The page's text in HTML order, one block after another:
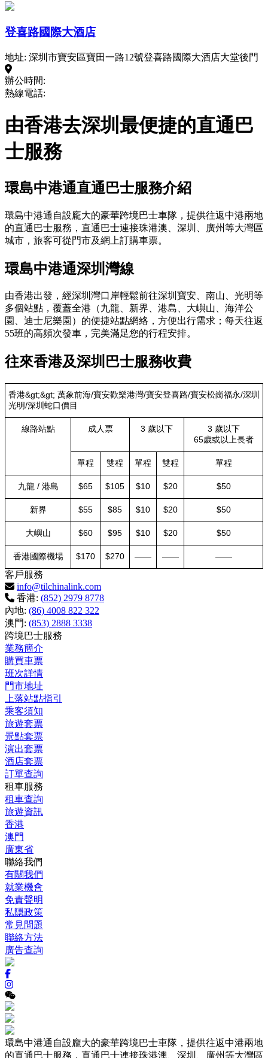
登喜路國際大酒店
地址: 深圳市寶安區寶田一路12號登喜路國際大酒店大堂後門
辦公時間:
熱線電話:
由香港去深圳最便捷的直通巴
士服務
環島中港通直通巴士服務介紹
環島中港通自設龐大的豪華跨境巴士車隊，提供往返中港兩地
的直通巴士服務，直通巴士連接珠港澳、深圳、廣州等大灣區
城市，旅客可從門市及網上訂購車票。
環島中港通深圳灣線
由香港出發，經深圳灣口岸輕鬆前往深圳寶安、南山、光明等
多個站點，覆蓋全港（九龍、新界、港島、大嶼山、海洋公
園、迪士尼樂園）的便捷站點網絡，方便出行需求；每天往返
55班的高頻次發車，完美滿足您的行程安排。
往來香港及深圳巴士服務收費
香港&gt;&gt; 萬象前海/寶安歡樂港灣/寶安登喜路/寶安松崗福永/深圳
光明/深圳蛇口價目
線路站點 成人票 3 歲以下
3 歲以下
65歲或以上長者
單程 雙程 單程 雙程 單程
九龍 / 港島 $65 $105 $10 $20 $50
新界 $55 $85 $10 $20 $50
大嶼山 $60 $95 $10 $20 $50
香港國際機場 $170 $270 —— —— ——
客戶服務
info@tilchinalink.com
香港: (852) 2979 8778
內地: (86) 4008 822 322
澳門: (853) 2888 3338
跨境巴士服務
業務簡介
購買車票
班次詳情
門市地址
上落站點指引
乘客須知
旅遊套票
景點套票
演出套票
酒店套票
訂單查詢
租車服務
租車查詢
旅遊資訊
香港
澳門
廣東省
聯絡我們
有關我們
就業機會
免責聲明
私隠政策
常見問題
聯絡方法
廣告查詢
環島中港通自設龐大的豪華跨境巴士車隊，提供往返中港兩地
的直通巴士服務，直通巴士連接珠港澳、深圳、廣州等大灣區